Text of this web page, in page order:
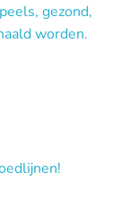
gezond,
worden.